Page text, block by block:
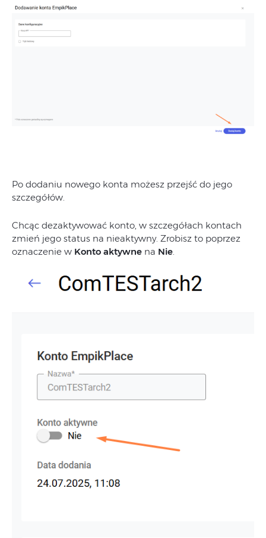
Po dodaniu nowego konta możesz przejść do jego
szczegółów.
Chcąc dezaktywować konto, w szczegółach kontach
zmień jego status na nieaktywny. Zrobisz to poprzez
oznaczenie w Konto aktywne na Nie.